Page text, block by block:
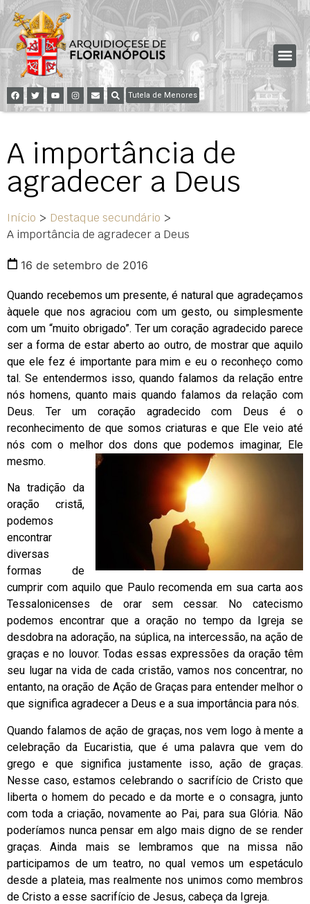
Tutela de Menores
A importância de
agradecer a Deus
Início > Destaque secundário >
A importância de agradecer a Deus
16 de setembro de 2016
Quando recebemos um presente, é natural que agradeçamos
àquele que nos agraciou com um gesto, ou simplesmente
com um “muito obrigado”. Ter um coração agradecido parece
ser a forma de estar aberto ao outro, de mostrar que aquilo
que ele fez é importante para mim e eu o reconheço como
tal. Se entendermos isso, quando falamos da relação entre
nós homens, quanto mais quando falamos da relação com
Deus. Ter um coração agradecido com Deus é o
reconhecimento de que somos criaturas e que Ele veio até
nós com o melhor dos dons que podemos imaginar, Ele
mesmo.
Na tradição da
oração cristã,
podemos
encontrar
diversas
formas de
cumprir com aquilo que Paulo recomenda em sua carta aos
Tessalonicenses de orar sem cessar. No catecismo
podemos encontrar que a oração no tempo da Igreja se
desdobra na adoração, na súplica, na intercessão, na ação de
graças e no louvor. Todas essas expressões da oração têm
seu lugar na vida de cada cristão, vamos nos concentrar, no
entanto, na oração de Ação de Graças para entender melhor o
que significa agradecer a Deus e a sua importância para nós.
Quando falamos de ação de graças, nos vem logo à mente a
celebração da Eucaristia, que é uma palavra que vem do
grego e que significa justamente isso, ação de graças.
Nesse caso, estamos celebrando o sacrifício de Cristo que
liberta o homem do pecado e da morte e o consagra, junto
com toda a criação, novamente ao Pai, para sua Glória. Não
poderíamos nunca pensar em algo mais digno de se render
graças. Ainda mais se lembramos que na missa não
participamos de um teatro, no qual vemos um espetáculo
desde a plateia, mas realmente nos unimos como membros
de Cristo a esse sacrifício de Jesus, cabeça da Igreja.